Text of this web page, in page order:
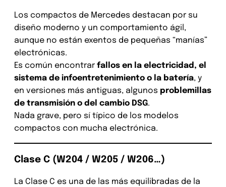
Los compactos de Mercedes destacan por su
diseño moderno y un comportamiento ágil,
aunque no están exentos de pequeñas “manías”
electrónicas.
Es común encontrar fallos en la electricidad, el
sistema de infoentretenimiento o la batería, y
en versiones más antiguas, algunos problemillas
de transmisión o del cambio DSG.
Nada grave, pero sí típico de los modelos
compactos con mucha electrónica.
Clase C (W204 / W205 / W206…)
La Clase C es una de las más equilibradas de la